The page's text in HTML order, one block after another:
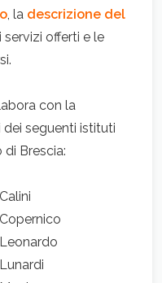
, la descrizione del
offerti e le
con la
seguenti istituti
Brescia: